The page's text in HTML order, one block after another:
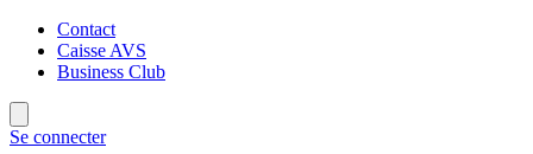
Contact
Caisse AVS
Business Club
Se connecter